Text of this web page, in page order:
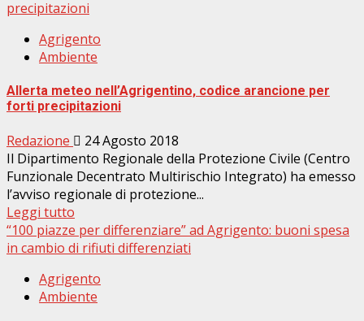
precipitazioni
Agrigento
Ambiente
Allerta meteo nell’Agrigentino, codice arancione per
forti precipitazioni
Redazione
24 Agosto 2018
Il Dipartimento Regionale della Protezione Civile (Centro
Funzionale Decentrato Multirischio Integrato) ha emesso
l’avviso regionale di protezione...
Leggi tutto
“100 piazze per differenziare” ad Agrigento: buoni spesa
in cambio di rifiuti differenziati
Agrigento
Ambiente